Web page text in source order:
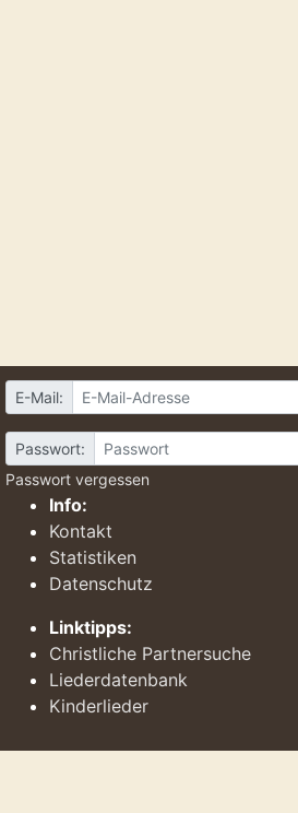
E-Mail:
Passwort:
Passwort vergessen
Info:
Kontakt
Statistiken
Datenschutz
Linktipps:
Christliche Partnersuche
Liederdatenbank
Kinderlieder